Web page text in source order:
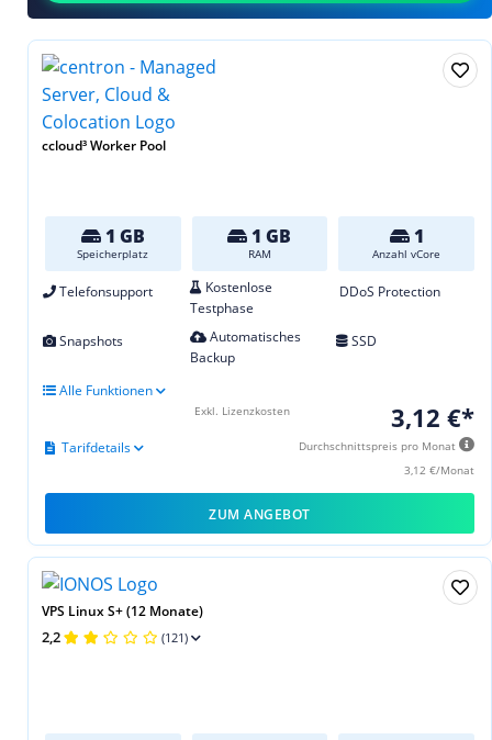
ccloud³ Worker Pool
1 GB
Speicherplatz
1 GB
RAM
1
Anzahl vCore
Telefonsupport
Kostenlose
Testphase
DDoS Protection
Snapshots
Automatisches
Backup
SSD
Alle Funktionen
3,12 €*
Durchschnittspreis pro Monat
3,12 €/Monat
Tarifdetails
Exkl. Lizenzkosten
ZUM ANGEBOT
VPS Linux S+ (12 Monate)
2,2 (121)